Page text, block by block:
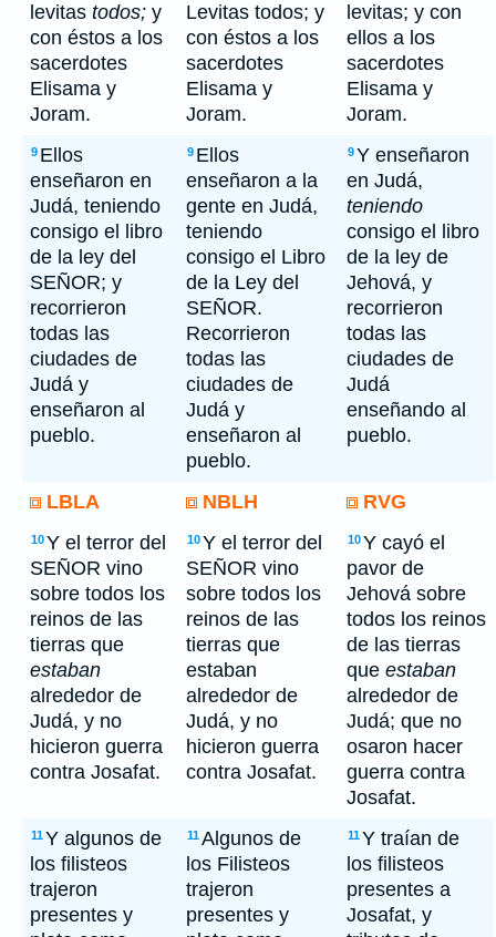
levitas todos; y
con éstos a los
sacerdotes
Elisama y
Joram.
Levitas todos; y
con éstos a los
sacerdotes
Elisama y
Joram.
levitas; y con
ellos a los
sacerdotes
Elisama y
Joram.
9 Ellos
enseñaron en
Judá, teniendo
consigo el libro
de la ley del
SEÑOR; y
recorrieron
todas las
ciudades de
Judá y
enseñaron al
pueblo.
9 Ellos
enseñaron a la
gente en Judá,
teniendo
consigo el Libro
de la Ley del
SEÑOR.
Recorrieron
todas las
ciudades de
Judá y
enseñaron al
pueblo.
9Y enseñaron
en Judá,
teniendo
consigo el libro
de la ley de
Jehová, y
recorrieron
todas las
ciudades de
Judá
enseñando al
pueblo.
LBLA NBLH RVG
10Y el terror del
SEÑOR vino
sobre todos los
reinos de las
tierras que
estaban
alrededor de
Judá, y no
hicieron guerra
contra Josafat.
10Y el terror del
SEÑOR vino
sobre todos los
reinos de las
tierras que
estaban
alrededor de
Judá, y no
hicieron guerra
contra Josafat.
10Y cayó el
pavor de
Jehová sobre
todos los reinos
de las tierras
que estaban
alrededor de
Judá; que no
osaron hacer
guerra contra
Josafat.
11Y algunos de
los filisteos
trajeron
presentes y
11Algunos de
los Filisteos
trajeron
presentes y
11Y traían de
los filisteos
presentes a
Josafat, y